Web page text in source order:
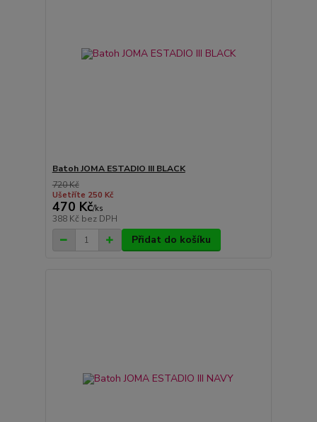
Batoh JOMA ESTADIO III BLACK
720 Kč
Ušetříte 250 Kč
470 Kč/ks
388 Kč bez DPH
Přidat do košíku